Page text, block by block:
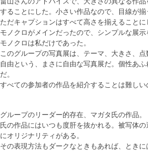
することにした。小さい作品なので、目線が揃
ただキャプションはすべて高さを揃えることに
モノクロがメインだったので、シンプルな展示
モノクロは私だけであった。
このグループの写真展は、テーマ、大きさ、
自由という、まさに自由な写真展だ。個性あ
だ。
すべての参加者の作品を紹介することは難しい
グループのリーダー的存在、マガタ氏の作品。
氏の作品にはいつも度肝を抜かれる。被写体
にオリジナリティがある。
その表現方法もダークなときもあれば、ときに